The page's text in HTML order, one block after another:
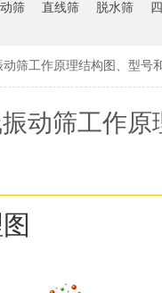
筛 直线筛 脱水筛
筛工作原理结构图、型号
动筛工作原